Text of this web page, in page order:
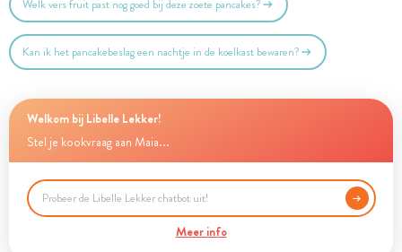
Welk vers fruit past nog goed bij deze zoete pancakes?
Kan ik het pancakebeslag een nachtje in de koelkast bewaren?
Welkom bij Libelle Lekker!
Stel je kookvraag aan Maia...
Meer info